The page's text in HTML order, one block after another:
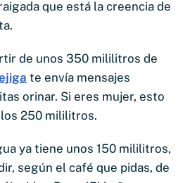
que está la creencia de
de unos 350 mililitros de
te envía mensajes
orinar. Si eres mujer, esto
250 mililitros.
ya tiene unos 150 mililitros,
según el café que pidas, de